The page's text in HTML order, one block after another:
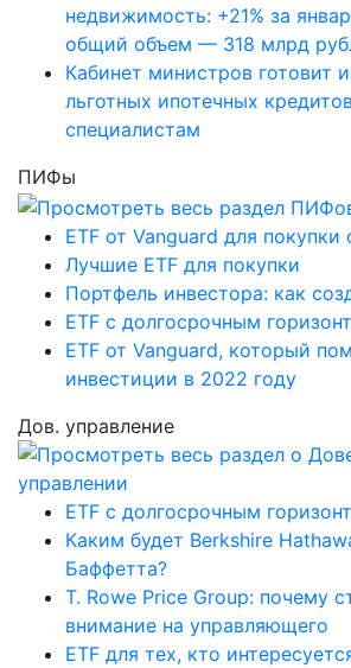
недвижимость: +21% за
общий объем — 318 млрд
Кабинет министров готовит
льготных ипотечных
специалистам
ПИФы
ETF от Vanguard для покупки
Лучшие ETF для покупки
Портфель инвестора: как
ETF с долгосрочным
ETF от Vanguard, который
инвестиции в 2022 году
Дов. управление
ETF с долгосрочным
Каким будет Berkshire
Баффетта?
T. Rowe Price Group: почему
внимание на управляющего
ETF для тех, кто